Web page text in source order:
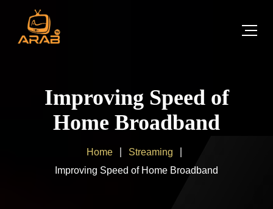
Improving Speed of
Home Broadband
Home
Streaming
Improving Speed of Home Broadband